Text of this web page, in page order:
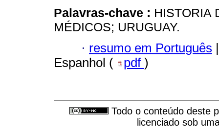
Palavras-chave : HISTORIA
MÉDICOS; URUGUAY.
· resumo em Português |
Espanhol (
pdf )
Todo o conteúdo deste
licenciado sob